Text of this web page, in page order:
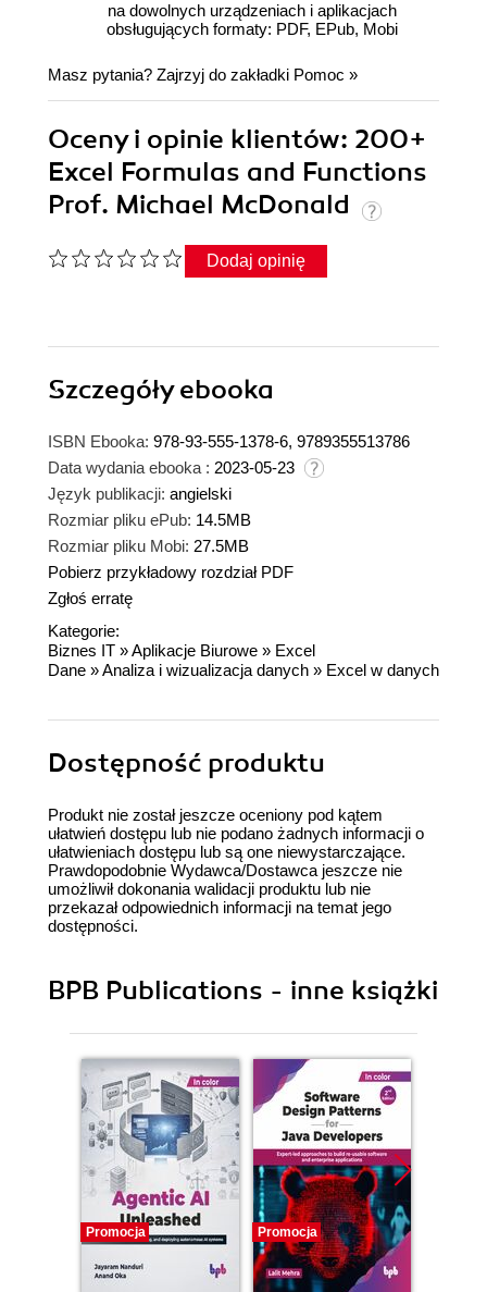
na dowolnych urządzeniach i aplikacjach
obsługujących formaty: PDF, EPub, Mobi
Masz pytania? Zajrzyj do zakładki Pomoc »
Oceny i opinie klientów: 200+
Excel Formulas and Functions
Prof. Michael McDonald
Dodaj opinię
Szczegółyebooka
ISBN Ebooka: 978-93-555-1378-6, 9789355513786
Data wydania ebooka : 2023-05-23
Język publikacji: angielski
Rozmiar pliku ePub: 14.5MB
Rozmiar pliku Mobi: 27.5MB
Pobierz przykładowy rozdział PDF
Zgłoś erratę
Kategorie:
Biznes IT »Aplikacje Biurowe » Excel
Dane »Analiza i wizualizacja danych » Excel w danych
Dostępność produktu
Produkt nie został jeszcze oceniony pod kątem
ułatwień dostępu lub nie podano żadnych informacji o
ułatwieniach dostępu lub są one niewystarczające.
Prawdopodobnie Wydawca/Dostawca jeszcze nie
umożliwił dokonania walidacji produktu lub nie
przekazał odpowiednich informacji na temat jego
dostępności.
BPB Publications - inne książki
Promocja Promocja